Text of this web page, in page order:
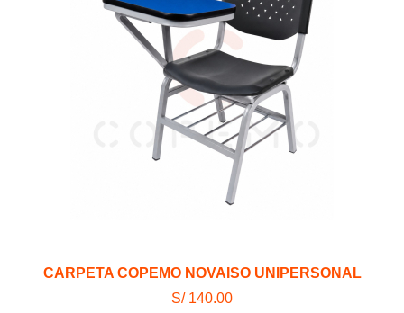
CARPETA COPEMO NOVAISO UNIPERSONAL
S/ 140.00